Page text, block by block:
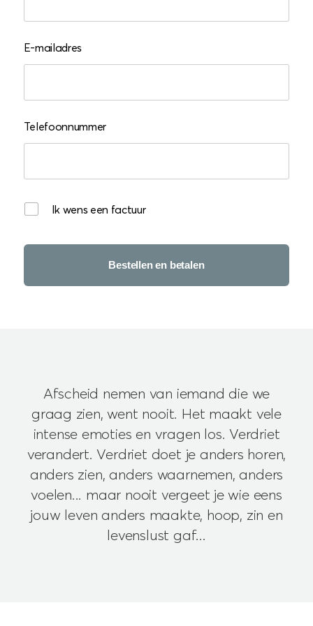
E-mailadres
Telefoonnummer
Ik wens een factuur
Bestellen en betalen
Afscheid nemen van iemand die we
graag zien, went nooit. Het maakt vele
intense emoties en vragen los. Verdriet
verandert. Verdriet doet je anders horen,
anders zien, anders waarnemen, anders
voelen... maar nooit vergeet je wie eens
jouw leven anders maakte, hoop, zin en
levenslust gaf...